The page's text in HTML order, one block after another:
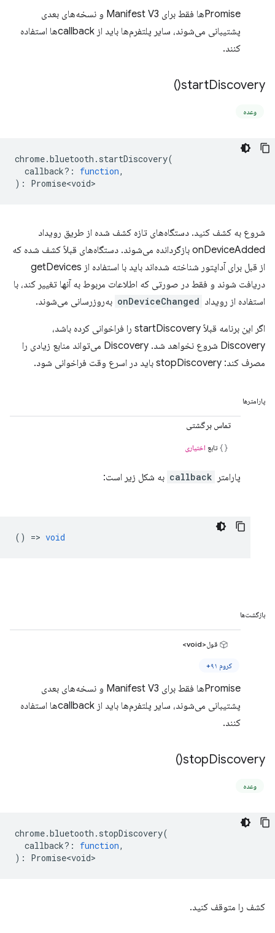
Promiseها فقط برای Manifest V3 و نسخه‌های بعدی
پشتیبانی می‌شوند، سایر پلتفرم‌ها باید از callbackها استفاده
کنند.
startDiscovery(
)
وعده
chrome.bluetooth . startDiscovery(
callback? : function,
) : Promise<void>
شروع به کشف کنید. دستگاه‌های تازه کشف شده از طریق رویداد
onDeviceAdded بازگردانده می‌شوند. دستگاه‌های قبلاً کشف شده که
از قبل برای آداپتور شناخته شده‌اند باید با استفاده از getDevices
دریافت شوند و فقط در صورتی که اطلاعات مربوط به آنها تغییر کند، با
استفاده از رویداد onDeviceChanged به‌روزرسانی می‌شوند.
اگر این برنامه قبلاً startDiscovery را فراخوانی کرده باشد،
Discovery شروع نخواهد شد. Discovery می‌تواند منابع زیادی را
مصرف کند: stopDiscovery باید در اسرع وقت فراخوانی شود.
پارامترها
تماس برگشتی
تابع اختیاری
پارامتر callback به شکل زیر است:
() => void
بازگشت‌ها
قول<void>
کروم ۹۱+
Promiseها فقط برای Manifest V3 و نسخه‌های بعدی
پشتیبانی می‌شوند، سایر پلتفرم‌ها باید از callbackها استفاده
کنند.
stopDiscovery(
)
وعده
chrome.bluetooth . stopDiscovery(
callback? : function,
) : Promise<void>
کشف را متوقف کنید.